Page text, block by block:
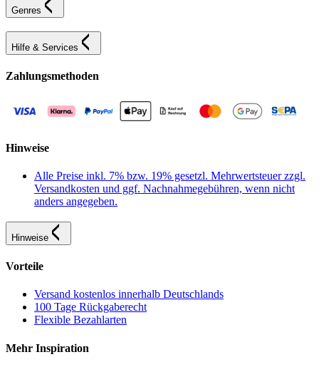
Genres
Hilfe & Services
Zahlungsmethoden
Hinweise
Alle Preise inkl. 7% bzw. 19% gesetzl. Mehrwertsteuer zzgl.
Versandkosten und ggf. Nachnahmegebühren, wenn nicht
anders angegeben.
Hinweise
Vorteile
Versand kostenlos innerhalb Deutschlands
100 Tage Rückgaberecht
Flexible Bezahlarten
Mehr Inspiration